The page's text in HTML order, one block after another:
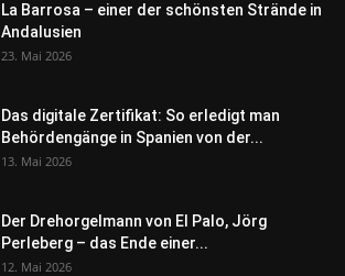
La Barrosa – einer der schönsten Strände in
Andalusien
23. Mai 2026
Das digitale Zertifikat: So erledigt man
Behördengänge in Spanien von der...
13. Mai 2026
Der Drehorgelmann von El Palo, Jörg
Perleberg – das Ende einer...
12. Mai 2026